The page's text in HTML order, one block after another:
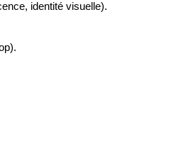
identité visuelle).